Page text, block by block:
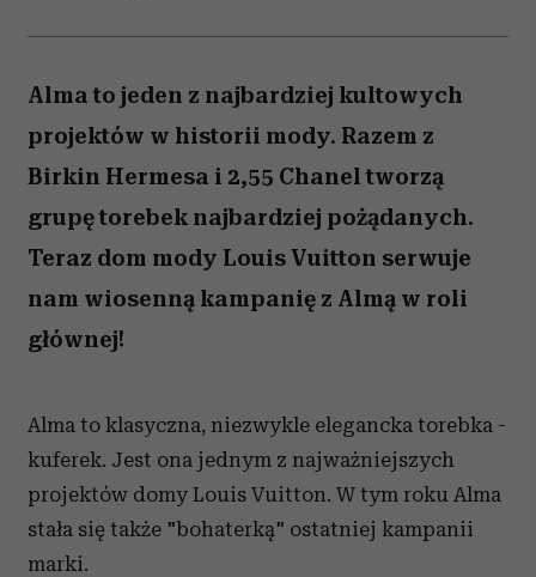
Alma to jeden z najbardziej kultowych
projektów w historii mody. Razem z
Birkin Hermesa i 2,55 Chanel tworzą
grupę torebek najbardziej pożądanych.
Teraz dom mody Louis Vuitton serwuje
nam wiosenną kampanię z Almą w roli
głównej!
Alma to klasyczna, niezwykle elegancka torebka -
kuferek. Jest ona jednym z najważniejszych
projektów domy Louis Vuitton. W tym roku Alma
stała się także "bohaterką" ostatniej kampanii
marki.